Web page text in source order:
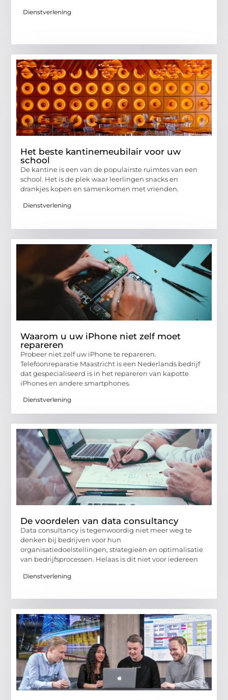
Dienstverlening
Het beste kantinemeubilair voor uw
school
De kantine is een van de populairste ruimtes van een
school. Het is de plek waar leerlingen snacks en
drankjes kopen en samenkomen met vrienden.
Dienstverlening
Waarom u uw iPhone niet zelf moet
repareren
Probeer niet zelf uw iPhone te repareren.
Telefoonreparatie Maastricht is een Nederlands bedrijf
dat gespecialiseerd is in het repareren van kapotte
iPhones en andere smartphones.
Dienstverlening
De voordelen van data consultancy
Data consultancy is tegenwoordig niet meer weg te
denken bij bedrijven voor hun
organisatiedoelstellingen, strategieën en optimalisatie
van bedrijfsprocessen. Helaas is dit niet voor iedereen
Dienstverlening